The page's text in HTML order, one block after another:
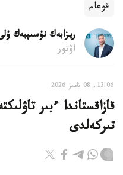
قوعام
ريزابەك نۇسىپبەك
اۆتور
13:06, 08 تامىز 2026
قازاقستاندا ءبىر
تىركەلدى